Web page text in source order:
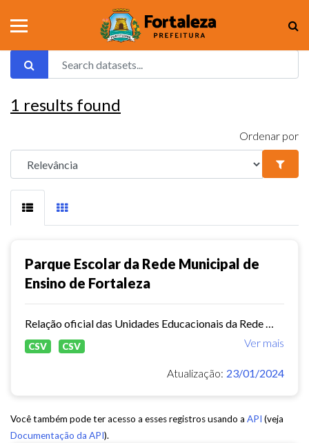
1 results found
Ordenar por
Parque Escolar da Rede Municipal de
Ensino de Fortaleza
Ver mais
CSV CSV
Atualização: 23/01/2024
Você também pode ter acesso a esses registros usando a API (veja
Documentação da API).